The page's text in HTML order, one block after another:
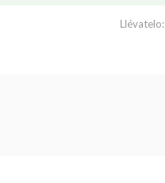
Llévatelo: